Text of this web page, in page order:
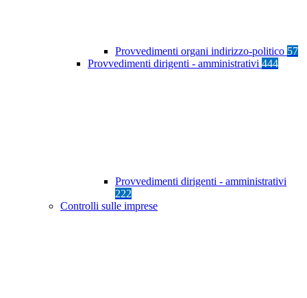
Provvedimenti organi indirizzo-politico 57
Provvedimenti dirigenti - amministrativi 444
Provvedimenti dirigenti - amministrativi
222
Controlli sulle imprese